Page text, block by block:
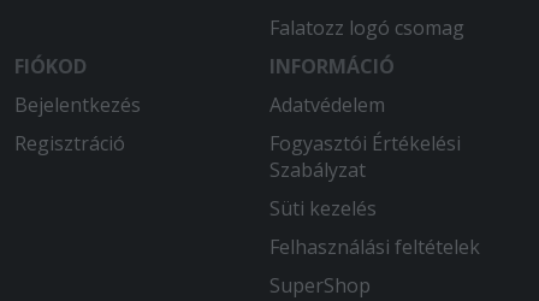
Falatozz logó csomag
FIÓKOD
Bejelentkezés
Regisztráció
INFORMÁCIÓ
Adatvédelem
Fogyasztói Értékelési
Szabályzat
Süti kezelés
Felhasználási feltételek
SuperShop